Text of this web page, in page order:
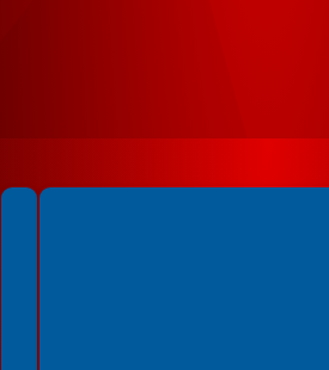
Spełniamy standardy WCAG 2.2
Spełniamy standardy W3C